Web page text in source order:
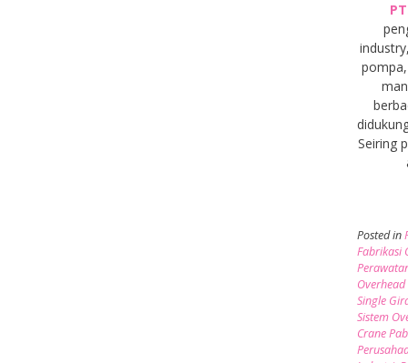
Seiring
Posted in
Fabrikasi
Single
Sistem
Crane